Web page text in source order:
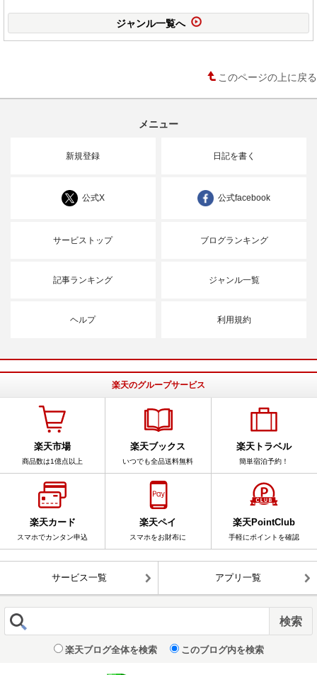
ジャンル一覧へ
このページの上に戻る
メニュー
新規登録 日記を書く
公式X 公式facebook
サービストップ ブログランキング
記事ランキング ジャンル一覧
ヘルプ 利用規約
楽天のグループサービス
楽天市場
商品数は1億点以上
楽天ブックス
いつでも全品送料無料
楽天トラベル
簡単宿泊予約！
楽天カード
スマホでカンタン申込
楽天ペイ
スマホをお財布に
楽天PointClub
手軽にポイントを確認
サービス一覧 アプリ一覧
楽天ブログ全体を検索 このブログ内を検索